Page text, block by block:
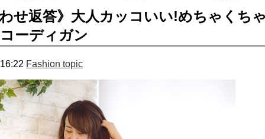
せ返答》大人カッコいい!めちゃくち
ーディガン
Fashion topic